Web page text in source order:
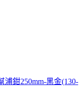
鉗250mm-黑金(130-